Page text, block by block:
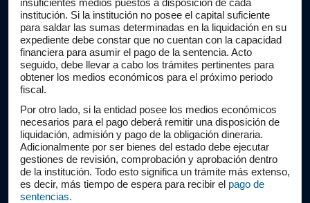
insuficientes medios puestos a disposición de cada
institución. Si la institución no posee el capital suficiente
para saldar las sumas determinadas en la liquidación en su
expediente debe constar que no cuentan con la capacidad
financiera para asumir el pago de la sentencia. Acto
seguido, debe llevar a cabo los trámites pertinentes para
obtener los medios económicos para el próximo periodo
fiscal.
Por otro lado, si la entidad posee los medios económicos
necesarios para el pago deberá remitir una disposición de
liquidación, admisión y pago de la obligación dineraria.
Adicionalmente por ser bienes del estado debe ejecutar
gestiones de revisión, comprobación y aprobación dentro
de la institución. Todo esto significa un trámite más extenso,
es decir, más tiempo de espera para recibir el pago de
sentencias.